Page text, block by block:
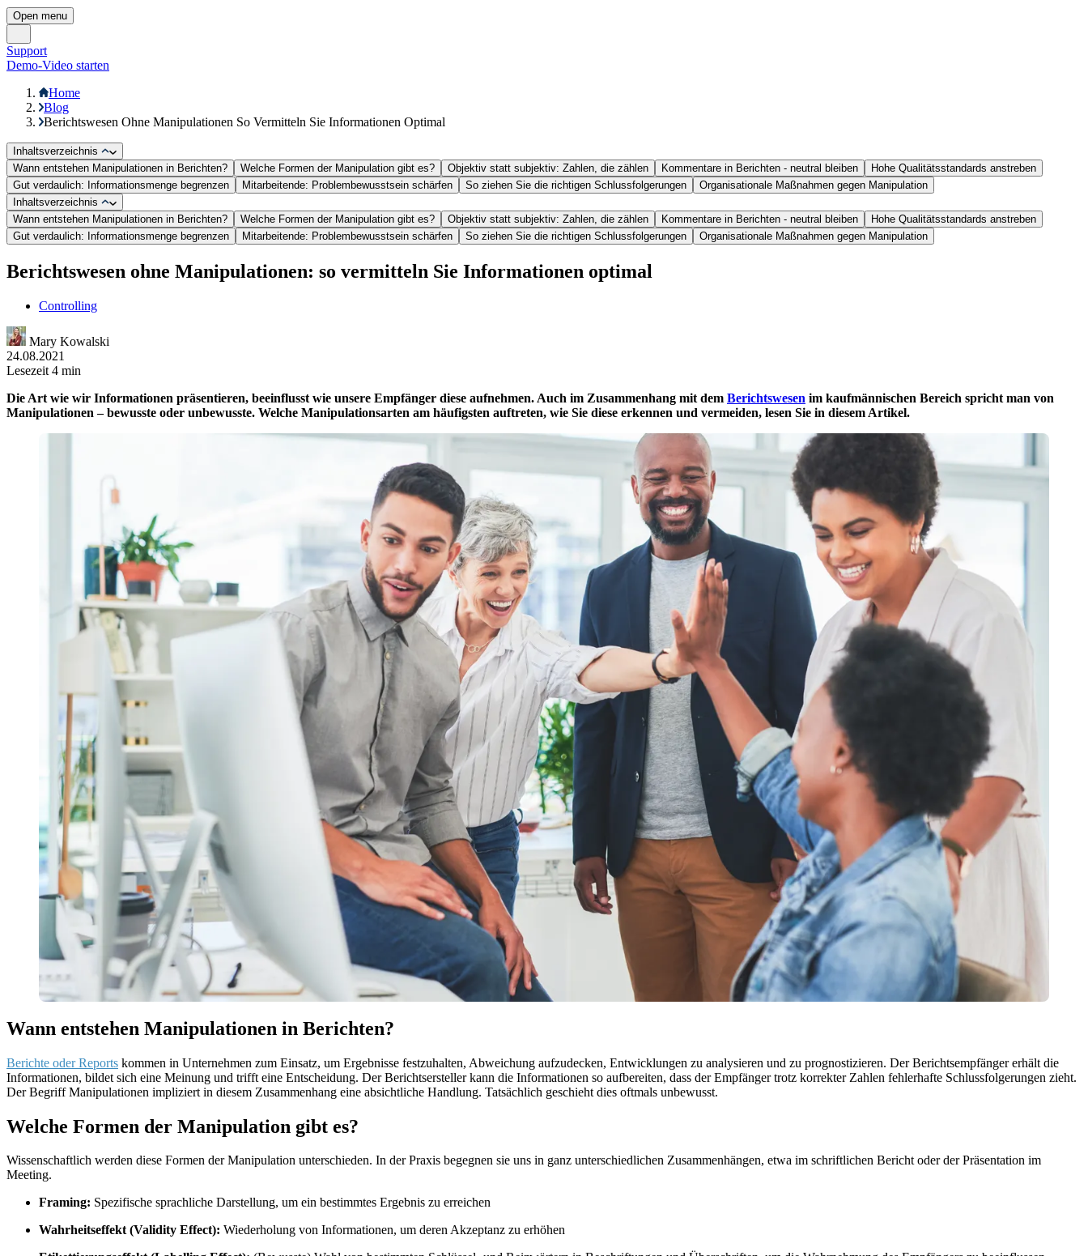
Open menu
Support
Demo-Video starten
Home
Blog
Berichtswesen Ohne Manipulationen So Vermitteln Sie Informationen Optimal
Inhaltsverzeichnis
Wann entstehen Manipulationen in Berichten?
Welche Formen der Manipulation gibt es? Objektiv statt subjektiv: Zahlen, die zählen Kommentare in Berichten - neutral bleiben
Hohe Qualitätsstandards anstreben
Gut verdaulich: Informationsmenge begrenzen
Mitarbeitende: Problembewusstsein schärfen So ziehen Sie die richtigen Schlussfolgerungen
Organisationale Maßnahmen gegen Manipulation
Inhaltsverzeichnis
Wann entstehen Manipulationen in Berichten?
Welche Formen der Manipulation gibt es? Objektiv statt subjektiv: Zahlen, die zählen Kommentare in Berichten - neutral bleiben
Hohe Qualitätsstandards anstreben
Gut verdaulich: Informationsmenge begrenzen
Mitarbeitende: Problembewusstsein schärfen So ziehen Sie die richtigen Schlussfolgerungen Organisationale Maßnahmen gegen Manipulation
Berichtswesen ohne Manipulationen: so vermitteln Sie Informationen optimal
Controlling
Mary Kowalski
24.08.2021
Lesezeit 4 min
Die Art wie wir Informationen präsentieren, beeinflusst wie unsere Empfänger diese aufnehmen. Auch im Zusammenhang mit dem Berichtswesen im kaufmännischen Bereich spricht man von
Manipulationen – bewusste oder unbewusste. Welche Manipulationsarten am häufigsten auftreten, wie Sie diese erkennen und vermeiden, lesen Sie in diesem Artikel.
Wann entstehen Manipulationen in Berichten?
Berichte oder Reports kommen in Unternehmen zum Einsatz, um Ergebnisse festzuhalten, Abweichung aufzudecken, Entwicklungen zu analysieren und zu prognostizieren. Der Berichtsempfänger erhält die
Informationen, bildet sich eine Meinung und trifft eine Entscheidung. Der Berichtsersteller kann die Informationen so aufbereiten, dass der Empfänger trotz korrekter Zahlen fehlerhafte Schlussfolgerungen zieht.
Der Begriff Manipulationen impliziert in diesem Zusammenhang eine absichtliche Handlung. Tatsächlich geschieht dies oftmals unbewusst.
Welche Formen der Manipulation gibt es?
Wissenschaftlich werden diese Formen der Manipulation unterschieden. In der Praxis begegnen sie uns in ganz unterschiedlichen Zusammenhängen, etwa im schriftlichen Bericht oder der Präsentation im
Meeting.
Framing: Spezifische sprachliche Darstellung, um ein bestimmtes Ergebnis zu erreichen
Wahrheitseffekt (Validity Effect): Wiederholung von Informationen, um deren Akzeptanz zu erhöhen